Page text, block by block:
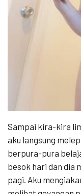
Sampai kira-kira
aku langsung
berpura-pura
besok hari dan dia
pagi. Aku